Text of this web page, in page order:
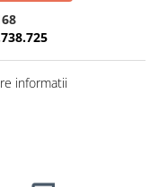
informatii